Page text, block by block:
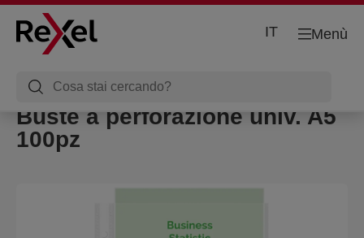
Menù
IT
Buste a perforazione univ. A5
100pz